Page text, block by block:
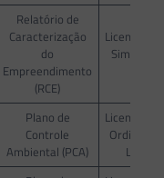
Relatório de
Caracterização
do
Empreendimento
(RCE)
Plano de
Controle
Ambiental (PCA)
Ordinário
LI e LO